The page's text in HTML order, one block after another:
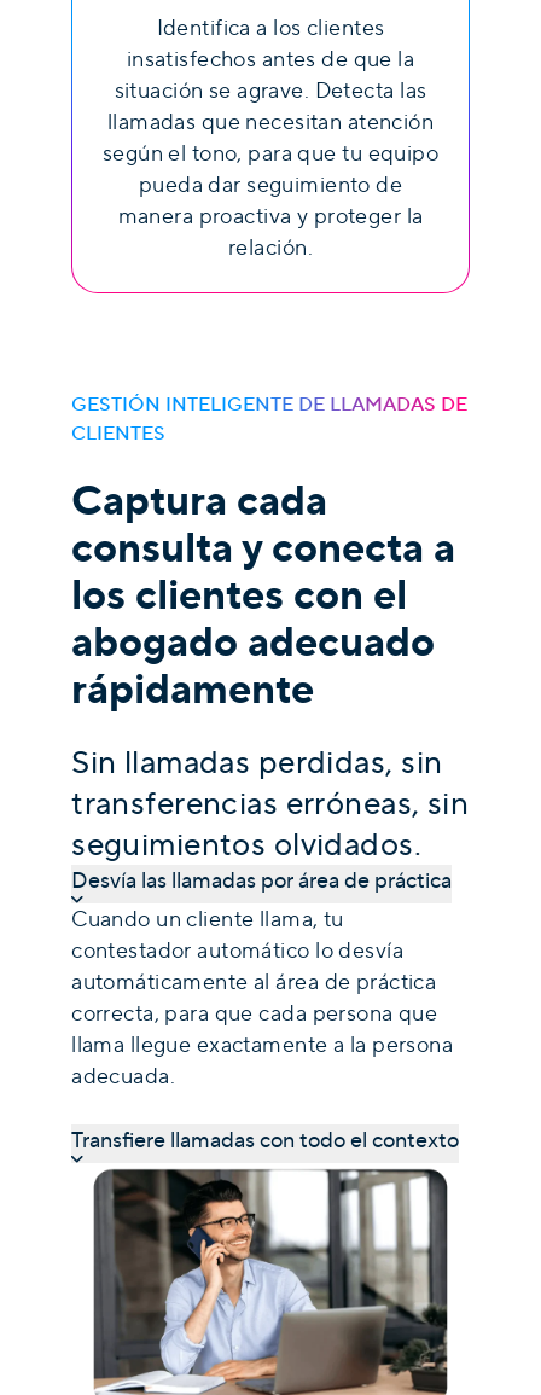
Identifica a los clientes
insatisfechos antes de que la
situación se agrave. Detecta las
llamadas que necesitan atención
según el tono, para que tu equipo
pueda dar seguimiento de
manera proactiva y proteger la
relación.
GESTIÓN INTELIGENTE DE LLAMADAS DE
CLIENTES
Captura cada
consulta y conecta a
los clientes con el
abogado adecuado
rápidamente
Sin llamadas perdidas, sin
transferencias erróneas, sin
seguimientos olvidados.
Desvía las llamadas por área de práctica
Cuando un cliente llama, tu
contestador automático lo desvía
automáticamente al área de práctica
correcta, para que cada persona que
llama llegue exactamente a la persona
adecuada.
Transfiere llamadas con todo el contexto